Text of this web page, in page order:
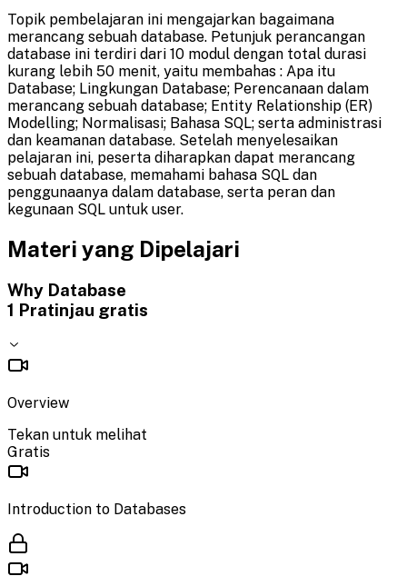
Topik pembelajaran ini mengajarkan bagaimana
merancang sebuah database. Petunjuk perancangan
database ini terdiri dari 10 modul dengan total durasi
kurang lebih 50 menit, yaitu membahas : Apa itu
Database; Lingkungan Database; Perencanaan dalam
merancang sebuah database; Entity Relationship (ER)
Modelling; Normalisasi; Bahasa SQL; serta administrasi
dan keamanan database. Setelah menyelesaikan
pelajaran ini, peserta diharapkan dapat merancang
sebuah database, memahami bahasa SQL dan
penggunaanya dalam database, serta peran dan
kegunaan SQL untuk user.
Materi yang Dipelajari
Why Database
1 Pratinjau gratis
Overview
Tekan untuk melihat
Gratis
Introduction to Databases